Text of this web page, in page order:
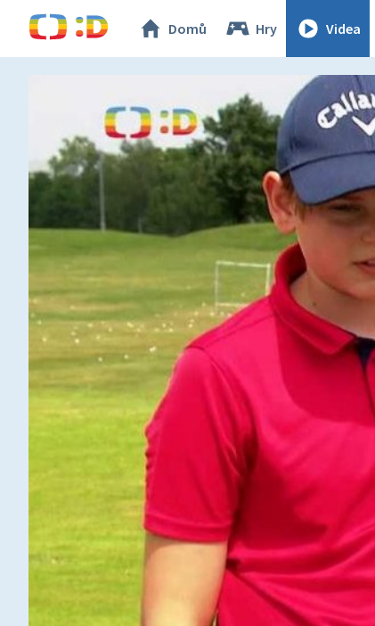
Domů Hry Videa